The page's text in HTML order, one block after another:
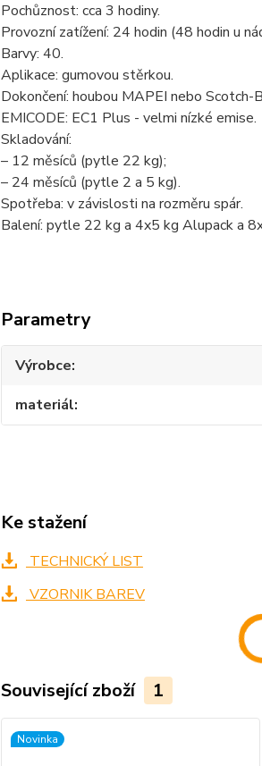
Pochůznost: cca 3 hodiny.
Provozní zatížení: 24 hodin (48 hodin u
Barvy: 40.
Aplikace: gumovou stěrkou.
Dokončení: houbou MAPEI nebo Scotch-
EMICODE: EC1 Plus - velmi nízké emise.
Skladování:
– 12 měsíců (pytle 22 kg);
– 24 měsíců (pytle 2 a 5 kg).
Spotřeba: v závislosti na rozměru spár.
Balení: pytle 22 kg a 4x5 kg Alupack a
Parametry
Výrobce
materiál
Ke stažení
TECHNICKÝ LIST
VZORNIK BAREV
Související zboží 1
Novinka